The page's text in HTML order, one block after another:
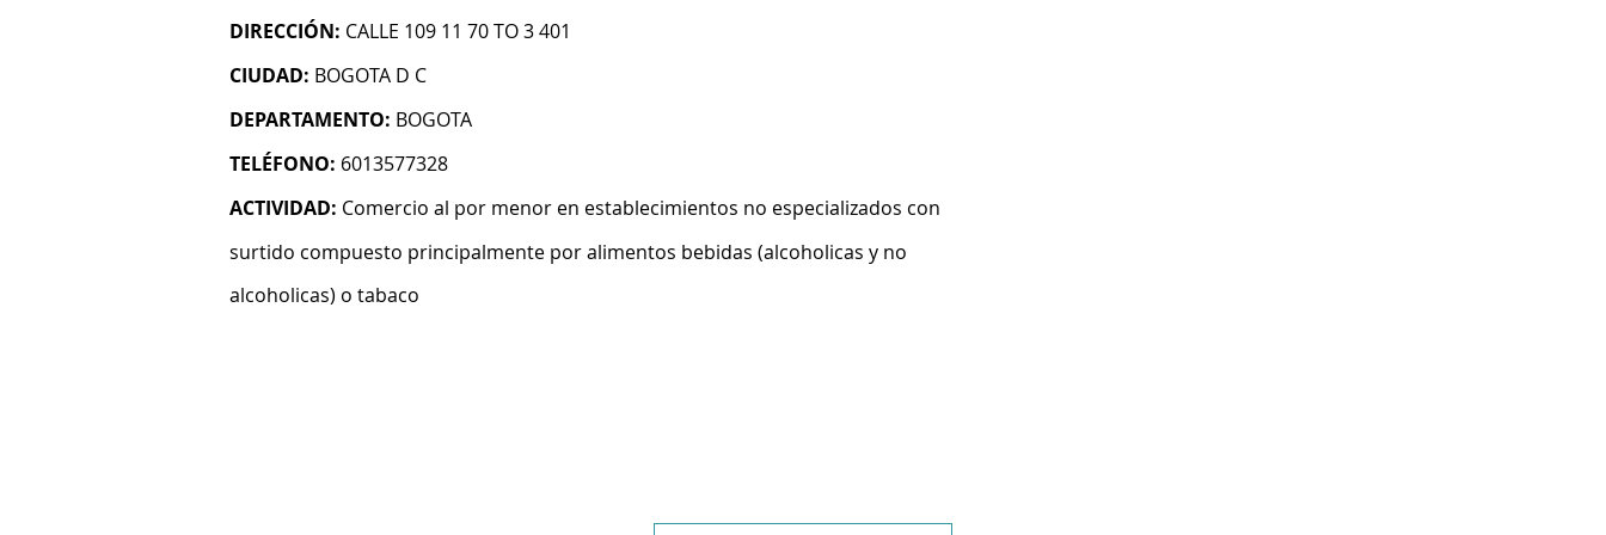
DIRECCIÓN: CALLE 109 11 70 TO 3 401
CIUDAD: BOGOTA D C
DEPARTAMENTO: BOGOTA
TELÉFONO: 6013577328
ACTIVIDAD: Comercio al por menor en establecimientos no especializados con
surtido compuesto principalmente por alimentos bebidas (alcoholicas y no
alcoholicas) o tabaco